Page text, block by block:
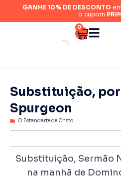
GANHE 10% DE DESCONTO
o cupom
0
Substituição, por
Spurgeon
O Estandarte de Cristo
Substituição, Sermão
na manhã de